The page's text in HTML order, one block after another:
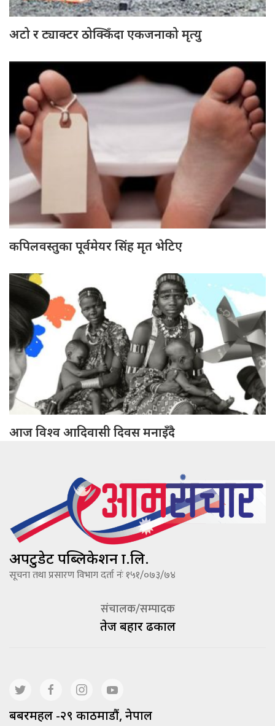
अटो र ट्याक्टर ठोक्किँदा एकजनाको मृत्यु
कपिलवस्तुका पूर्वमेयर सिंह मृत भेटिए
आज विश्व आदिवासी दिवस मनाइँदै
अपटुडेट पब्लिकेशन प्रा.लि.
सूचना तथा प्रसारण विभाग दर्ता नंः १५१/०७३/७४
संचालक/सम्पादक
तेज बहादूर ढकाल
बबरमहल -२९ काठमाडौं, नेपाल